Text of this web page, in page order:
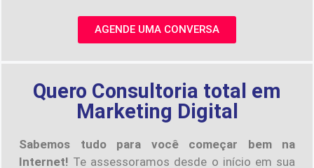
AGENDE UMA CONVERSA
Quero Consultoria total em
Marketing Digital
Sabemos tudo para você começar bem na
Internet! Te assessoramos desde o início em sua